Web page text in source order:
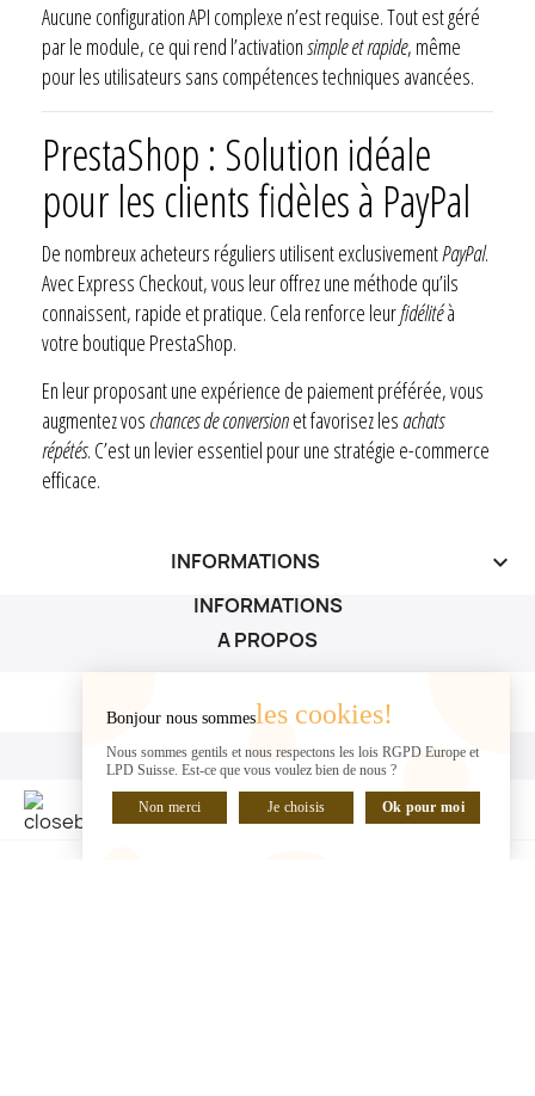
Aucune configuration API complexe n’est requise. Tout est géré
par le module, ce qui rend l’activationsimple et rapide, même
pour les utilisateurs sans compétences techniques avancées.
PrestaShop : Solution idéale
pour les clients fidèles à PayPal
De nombreux acheteurs réguliers utilisent exclusivementPayPal.
Avec Express Checkout, vous leur offrez une méthode qu’ils
connaissent, rapide et pratique. Cela renforce leurfidélitéà
votre boutique PrestaShop.
En leur proposant une expérience de paiement préférée, vous
augmentez vos chances de conversionet favorisez les achats
répétés. C’est un levier essentiel pour une stratégie e-commerce
efficace.
INFORMATIONS keyboard_arrow_down
INFORMATIONS
A PROPOS
A PROPOS
VOTRE COMPTE
VOTRE COMPTE
Bonjour nous sommesles cookies!
Nous sommes gentils et nous respectons les lois RGPD Europe et
LPD Suisse. Est-ce que vous voulez bien de nous ?
Non merci Je choisis Ok pour moi
DISCUTER EN LIGNE